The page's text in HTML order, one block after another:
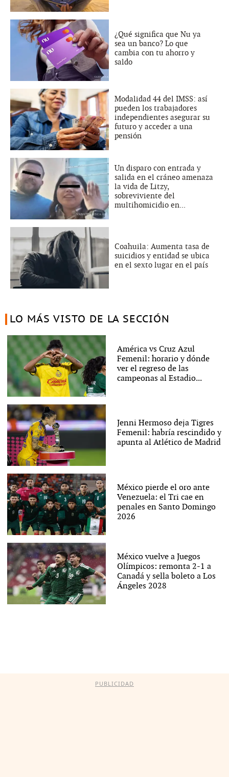
¿Qué significa que Nu ya
sea un banco? Lo que
cambia con tu ahorro y
saldo
Modalidad 44 del IMSS: así
pueden los trabajadores
independientes asegurar su
futuro y acceder a una
pensión
Un disparo con entrada y
salida en el cráneo amenaza
la vida de Litzy,
sobreviviente del
multihomicidio en...
Coahuila: Aumenta tasa de
suicidios y entidad se ubica
en el sexto lugar en el país
LO MÁS VISTO DE LA SECCIÓN
América vs Cruz Azul
Femenil: horario y dónde
ver el regreso de las
campeonas al Estadio...
Jenni Hermoso deja Tigres
Femenil: habría rescindido y
apunta al Atlético de Madrid
México pierde el oro ante
Venezuela: el Tri cae en
penales en Santo Domingo
2026
México vuelve a Juegos
Olímpicos: remonta 2-1 a
Canadá y sella boleto a Los
Ángeles 2028
PUBLICIDAD